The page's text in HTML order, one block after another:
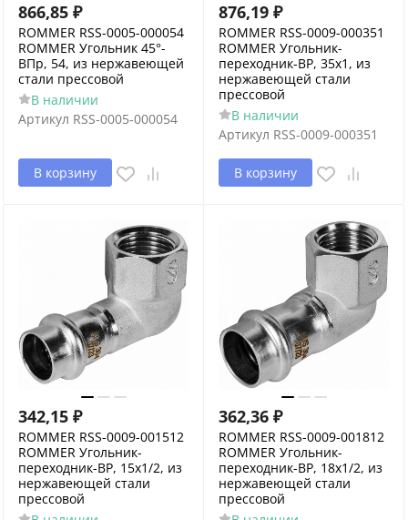
866,85 ₽
ROMMER RSS-0005-000054
ROMMER Угольник 45°-
ВПр, 54, из нержавеющей
стали прессовой
В наличии
Артикул RSS-0005-000054
В корзину
876,19 ₽
ROMMER RSS-0009-000351
ROMMER Угольник-
переходник-ВР, 35х1, из
нержавеющей стали
прессовой
В наличии
Артикул RSS-0009-000351
В корзину
342,15 ₽
ROMMER RSS-0009-001512
ROMMER Угольник-
переходник-ВР, 15х1/2, из
нержавеющей стали
прессовой
362,36 ₽
ROMMER RSS-0009-001812
ROMMER Угольник-
переходник-ВР, 18х1/2, из
нержавеющей стали
прессовой